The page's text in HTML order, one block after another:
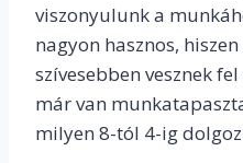
viszonyulunk a
nagyon hasznos,
szívesebben vesznek
már van
milyen 8-tól 4-ig